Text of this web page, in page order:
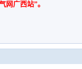
网广西站”。